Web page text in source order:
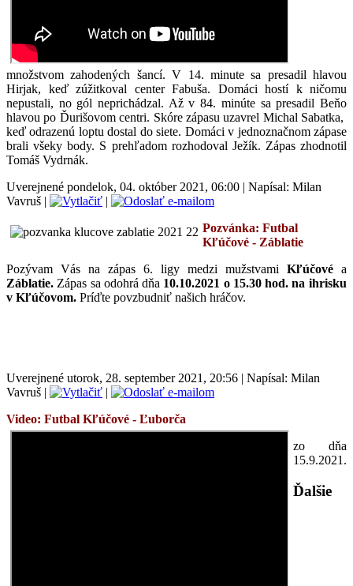
množstvom zahodených šancí. V 14. minute sa presadil hlavou
Hirjak, keď zúžitkoval center Fabuša. Domáci hostí k ničomu
nepustali, no gól neprichádzal. Až v 84. minúte sa presadil Beňo
hlavou po Ďurišovom centri. Skóre zápasu uzavrel Michal Sabatka,
keď odrazenú loptu dostal do siete. Domáci v jednoznačnom zápase
brali všeky body. S prehľadom rozhodoval Ježík. Zápas zhodnotil
Tomáš Vydrnák.
Uverejnené pondelok, 04. október 2021, 06:00 | Napísal: Milan
Vavruš |
|
Pozvánka: Futbal
Kľúčové - Záblatie
Pozývam Vás na zápas 6. ligy medzi mužstvami Kľúčové a
Záblatie. Zápas sa odohrá dňa 10.10.2021 o 15.30 hod. na ihrisku
v Kľúčovom. Príďte povzbudniť našich hráčov.
Uverejnené utorok, 28. september 2021, 20:56 | Napísal: Milan
Vavruš |
|
Video: Futbal Kľúčové - Ľuborča
zo dňa
15.9.2021.
Ďalšie